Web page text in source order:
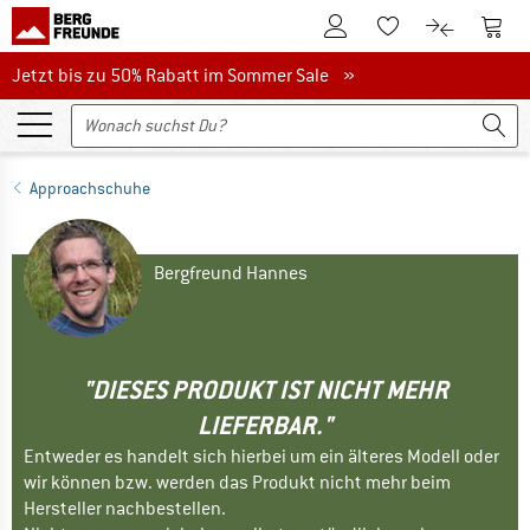
Zum KundenkontoZum Merkzettel.
Zum Zum
Jetzt bis zu 50% Rabatt im Sommer Sale
Jetzt bis zu 50% Rabatt im Sommer Sale »
Approachschuhe
Bergfreund Hannes
"DIESES PRODUKT IST NICHT MEHR
LIEFERBAR."
Entweder es handelt sich hierbei um ein älteres Modell oder
wir können bzw. werden das Produkt nicht mehr beim
Hersteller nachbestellen.